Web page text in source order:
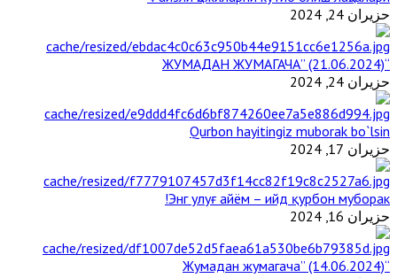
حزيران 24, 2024
“ЖУМАДАН ЖУМАГАЧА” (21.06.2024)
حزيران 24, 2024
Qurbon hayitingiz muborak bo`lsin
حزيران 17, 2024
Энг улуғ айём – ийд қурбон муборак!
حزيران 16, 2024
“Жумадан жумагача” (14.06.2024)